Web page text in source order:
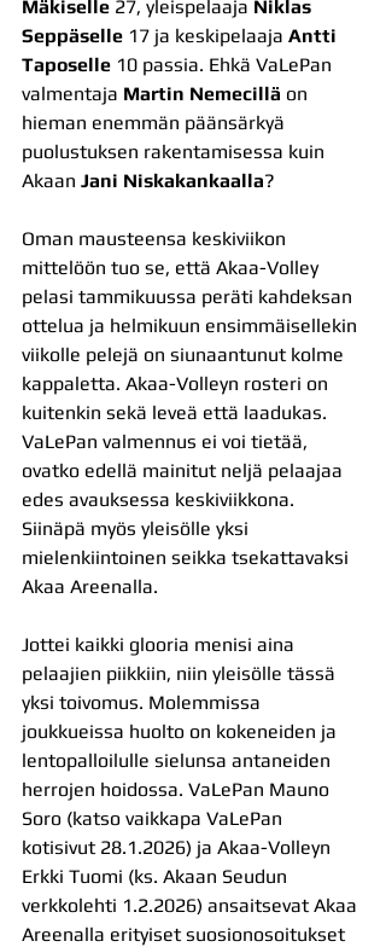
Mäkiselle 27, yleispelaaja Niklas
Seppäselle 17 ja keskipelaaja Antti
Taposelle 10 passia. Ehkä VaLePan
valmentaja Martin Nemecillä on
hieman enemmän päänsärkyä
puolustuksen rakentamisessa kuin
Akaan Jani Niskakankaalla?
Oman mausteensa keskiviikon
mittelöön tuo se, että Akaa-Volley
pelasi tammikuussa peräti kahdeksan
ottelua ja helmikuun ensimmäisellekin
viikolle pelejä on siunaantunut kolme
kappaletta. Akaa-Volleyn rosteri on
kuitenkin sekä leveä että laadukas.
VaLePan valmennus ei voi tietää,
ovatko edellä mainitut neljä pelaajaa
edes avauksessa keskiviikkona.
Siinäpä myös yleisölle yksi
mielenkiintoinen seikka tsekattavaksi
Akaa Areenalla.
Jottei kaikki glooria menisi aina
pelaajien piikkiin, niin yleisölle tässä
yksi toivomus. Molemmissa
joukkueissa huolto on kokeneiden ja
lentopalloilulle sielunsa antaneiden
herrojen hoidossa. VaLePan Mauno
Soro (katso vaikkapa VaLePan
kotisivut 28.1.2026) ja Akaa-Volleyn
Erkki Tuomi (ks. Akaan Seudun
verkkolehti 1.2.2026) ansaitsevat Akaa
Areenalla erityiset suosionosoitukset